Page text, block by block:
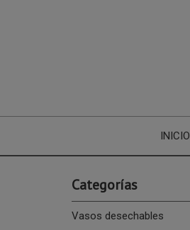
INICIO
Categorías
Vasos desechables